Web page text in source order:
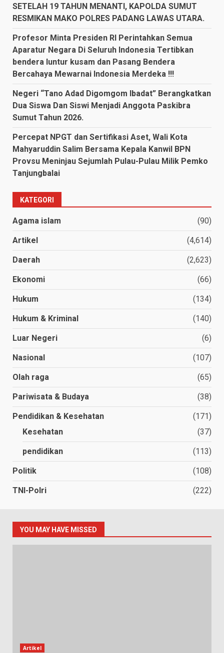
SETELAH 19 TAHUN MENANTI, KAPOLDA SUMUT
RESMIKAN MAKO POLRES PADANG LAWAS UTARA.
Profesor Minta Presiden RI Perintahkan Semua
Aparatur Negara Di Seluruh Indonesia Tertibkan
bendera luntur kusam dan Pasang Bendera
Bercahaya Mewarnai Indonesia Merdeka !!!
Negeri “Tano Adad Digomgom Ibadat” Berangkatkan
Dua Siswa Dan Siswi Menjadi Anggota Paskibra
Sumut Tahun 2026.
Percepat NPGT dan Sertifikasi Aset, Wali Kota
Mahyaruddin Salim Bersama Kepala Kanwil BPN
Provsu Meninjau Sejumlah Pulau-Pulau Milik Pemko
Tanjungbalai
KATEGORI
Agama islam (90)
Artikel (4,614)
Daerah (2,623)
Ekonomi (66)
Hukum (134)
Hukum & Kriminal (140)
Luar Negeri (6)
Nasional (107)
Olah raga (65)
Pariwisata & Budaya (38)
Pendidikan & Kesehatan
(171)
Kesehatan
(37)
pendidikan (113)
Politik (108)
TNI-Polri (222)
YOU MAY HAVE MISSED
Artikel